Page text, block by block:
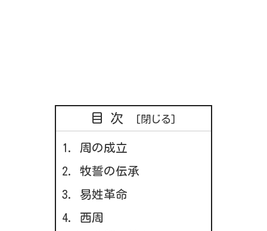
目次
周の成立
牧誓の伝承
易姓革命
西周